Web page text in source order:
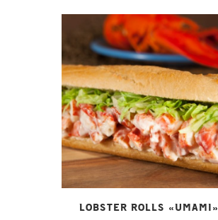
LOBSTER ROLLS «UMAMI»